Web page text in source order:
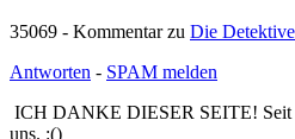
35069 - Kommentar zu Die
Antworten - SPAM melden
ICH DANKE DIESER SEITE! Seit
uns. :()